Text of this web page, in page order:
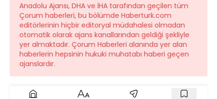
Anadolu Ajansı, DHA ve İHA tarafından geçilen tüm
Çorum haberleri, bu bölümde Haberturk.com
editörlerinin hiçbir editoryal müdahalesi olmadan
otomatik olarak ajans kanallarından geldiği şekliyle
yer almaktadır. Çorum Haberleri alanında yer alan
haberlerin hepsinin hukuki muhatabı haberi geçen
ajanslardır.